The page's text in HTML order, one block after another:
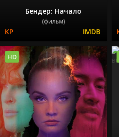
Бендер: Начало
(фильм)
HD